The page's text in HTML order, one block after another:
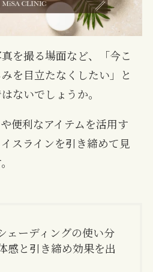
を撮る場面など、「今こ
を目立たなくしたい」と
ないでしょうか。
便利なアイテムを活用す
スラインを引き締めて見
ェーディングの使い分
感と引き締め効果を出